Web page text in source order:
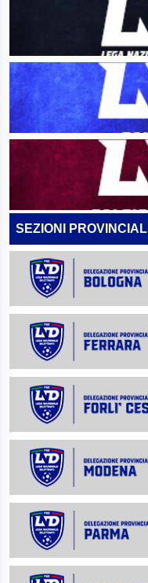
SEZIONI PROVINCIALI